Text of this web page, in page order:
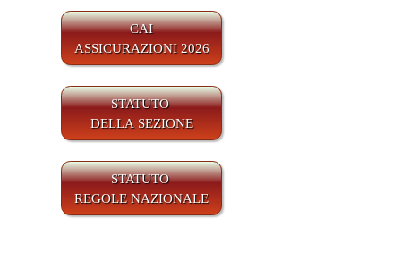
CAI
ASSICURAZIONI 2026
STATUTO
DELLA SEZIONE
STATUTO
REGOLE NAZIONALE